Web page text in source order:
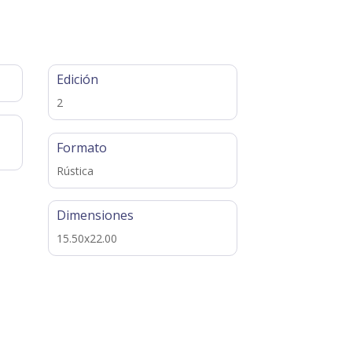
Edición
2
Formato
Rústica
Dimensiones
15.50x22.00